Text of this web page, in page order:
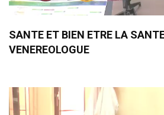
SANTE ET BIEN ETRE LA
VENEREOLOGUE